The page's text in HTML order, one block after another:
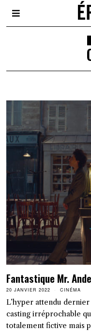
Fantastique Mr.
20 JANVIER 2022 CINÉMA
L’hyper attendu
casting irréprochable
totalement fictive mais